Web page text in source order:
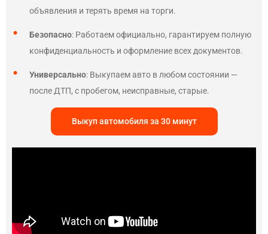
объявления и терять время на торги.
Безопасно: Работаем официально, гарантируем полную
конфиденциальность и оформление всех документов.
Универсально: Выкупаем авто в любом состоянии —
после ДТП, с пробегом, неисправные, старые.
Выкуп автомобиля за 30 минут